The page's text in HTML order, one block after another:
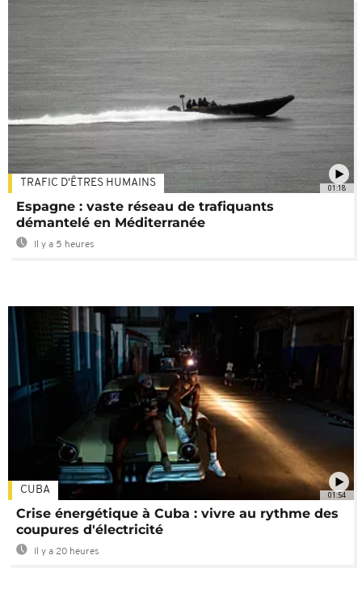
01:18
TRAFIC D'ÊTRES HUMAINS
Espagne : vaste réseau de trafiquants
démantelé en Méditerranée
Il y a 5 heures
01:54
CUBA
Crise énergétique à Cuba : vivre au rythme des
coupures d'électricité
Il y a 20 heures